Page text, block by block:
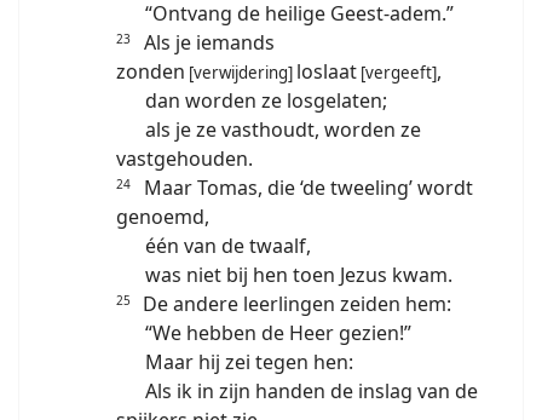
“Ontvang de heilige Geest-adem.”
23
Als je iemands
zonden [verwijdering] loslaat [vergeeft],
dan worden ze losgelaten;
als je ze vasthoudt, worden ze
vastgehouden.
24
Maar Tomas, die ‘de tweeling’ wordt
genoemd,
één van de twaalf,
was niet bij hen toen Jezus kwam.
25
De andere leerlingen zeiden hem:
“We hebben de Heer gezien!”
Maar hij zei tegen hen:
Als ik in zijn handen de inslag van de